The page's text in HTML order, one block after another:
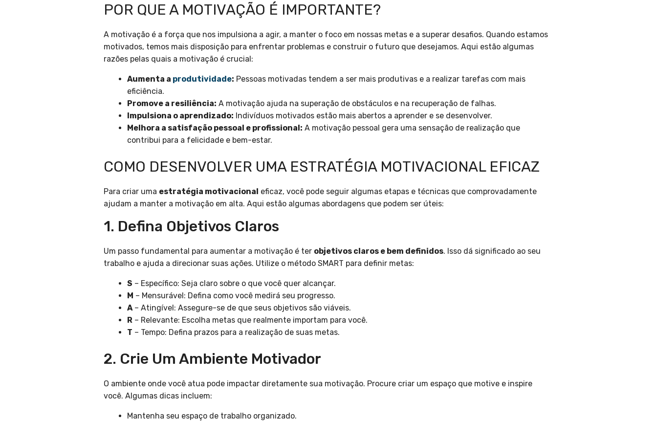
POR QUE A MOTIVAÇÃO É IMPORTANTE?
A motivação é a força que nos impulsiona a agir, a manter o foco em nossas metas e a superar desafios. Quando estamos
motivados, temos mais disposição para enfrentar problemas e construir o futuro que desejamos. Aqui estão algumas
razões pelas quais a motivação é crucial:
Aumenta a produtividade: Pessoas motivadas tendem a ser mais produtivas e a realizar tarefas com mais
eficiência.
Promove a resiliência: A motivação ajuda na superação de obstáculos e na recuperação de falhas.
Impulsiona o aprendizado: Indivíduos motivados estão mais abertos a aprender e se desenvolver.
Melhora a satisfação pessoal e profissional: A motivação pessoal gera uma sensação de realização que
contribui para a felicidade e bem-estar.
COMO DESENVOLVER UMA ESTRATÉGIA MOTIVACIONAL EFICAZ
Para criar uma estratégia motivacional eficaz, você pode seguir algumas etapas e técnicas que comprovadamente
ajudam a manter a motivação em alta. Aqui estão algumas abordagens que podem ser úteis:
1. Defina Objetivos Claros
Um passo fundamental para aumentar a motivação é ter objetivos claros e bem definidos. Isso dá significado ao seu
trabalho e ajuda a direcionar suas ações. Utilize o método SMART para definir metas:
S – Específico: Seja claro sobre o que você quer alcançar.
M – Mensurável: Defina como você medirá seu progresso.
A – Atingível: Assegure-se de que seus objetivos são viáveis.
R – Relevante: Escolha metas que realmente importam para você.
T – Tempo: Defina prazos para a realização de suas metas.
2. Crie Um Ambiente Motivador
O ambiente onde você atua pode impactar diretamente sua motivação. Procure criar um espaço que motive e inspire
você. Algumas dicas incluem:
Mantenha seu espaço de trabalho organizado.